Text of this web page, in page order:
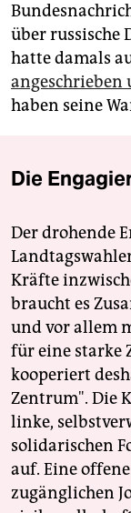
über russische
hatte damals
haben seine
Die
Der drohende
Kräfte
braucht es
und vor allem
für eine starke
kooperiert
Zentrum". Die
linke,
solidarischen
auf. Eine
zugänglichen